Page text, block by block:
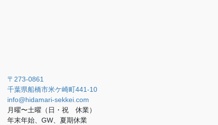
〒273-0861
千葉県船橋市米ケ崎町441-10
info@hidamari-sekkei.com
月曜〜土曜（日・祝 休業）
年末年始、GW、夏期休業